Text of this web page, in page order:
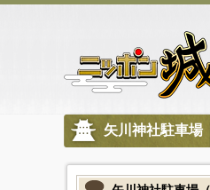
矢川神社駐車場